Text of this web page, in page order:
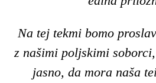
Na tej tekmi bomo
z našimi poljskimi
jasno, da mora naša